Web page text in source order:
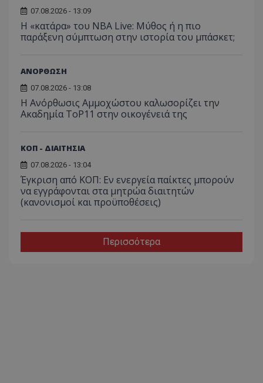
07.08.2026 - 13:09
Η «κατάρα» του NBA Live: Μύθος ή η πιο
παράξενη σύμπτωση στην ιστορία του μπάσκετ;
ΑΝΟΡΘΩΣΗ
07.08.2026 - 13:08
Η Ανόρθωσις Αμμοχώστου καλωσορίζει την
Ακαδημία ToP11 στην οικογένειά της
ΚΟΠ - ΔΙΑΙΤΗΣΙΑ
07.08.2026 - 13:04
Έγκριση από ΚΟΠ: Εν ενεργεία παίκτες μπορούν
να εγγράφονται στα μητρώα διαιτητών
(κανονισμοί και προϋποθέσεις)
Περισσότερα